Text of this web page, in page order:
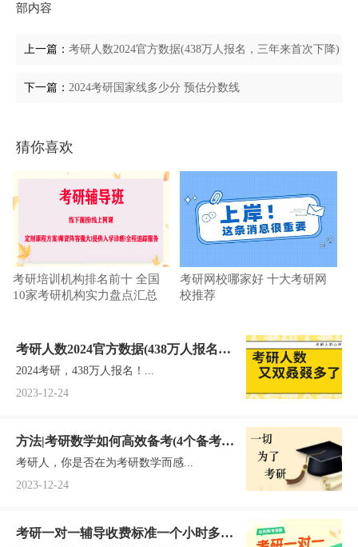
部内容
上一篇： 考研人数2024官方数据(438万人报名，三年来首次下降)
下一篇： 2024考研国家线多少分 预估分数线
猜你喜欢
考研培训机构排名前十 全国
10家考研机构实力盘点汇总
考研网校哪家好 十大考研网
校推荐
考研人数2024官方数据(438万人报名，
三年来首次下降)
2024考研，438万人报名！...
2023-12-24
方法|考研数学如何高效备考(4个备考攻
略)
考研人，你是否在为考研数学而感...
2023-12-24
考研一对一辅导收费标准一个小时多少